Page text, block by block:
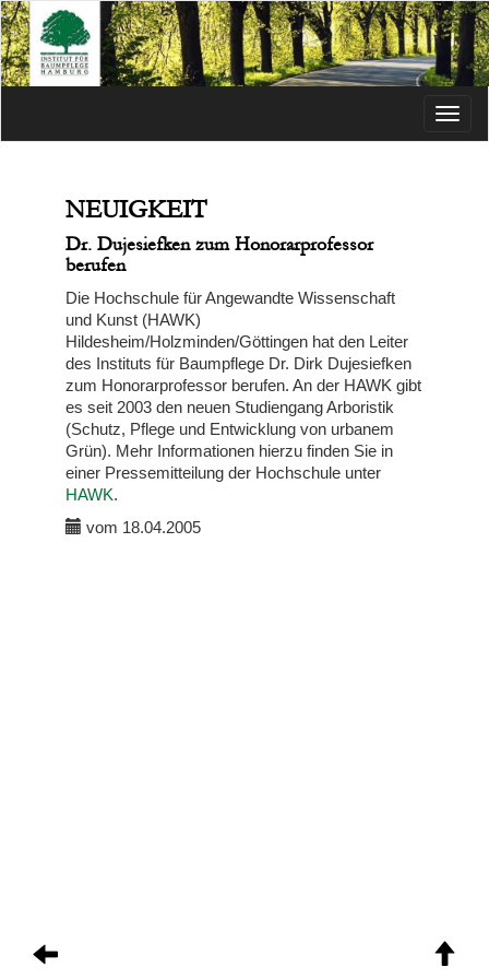
Menü
NEUIGKEIT
Dr. Dujesiefken zum Honorarprofessor
berufen
Die Hochschule für Angewandte Wissenschaft
und Kunst (HAWK)
Hildesheim/Holzminden/Göttingen hat den Leiter
des Instituts für Baumpflege Dr. Dirk Dujesiefken
zum Honorarprofessor berufen. An der HAWK gibt
es seit 2003 den neuen Studiengang Arboristik
(Schutz, Pflege und Entwicklung von urbanem
Grün). Mehr Informationen hierzu finden Sie in
einer Pressemitteilung der Hochschule unter
HAWK.
vom 18.04.2005